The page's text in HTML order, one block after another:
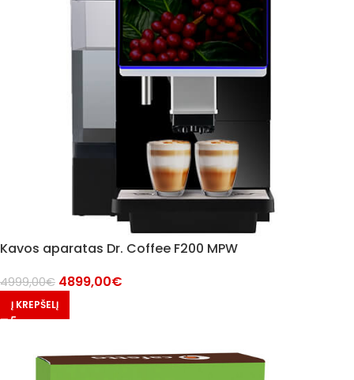
Kavos aparatas Dr. Coffee F200 MPW
4999,00€ 4899,00€
Į KREPŠELĮ